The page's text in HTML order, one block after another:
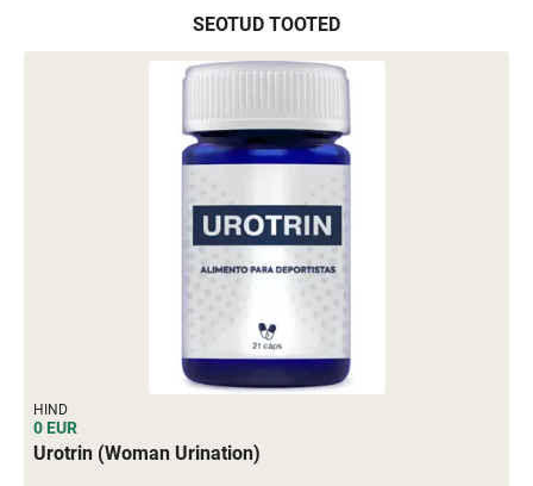
SEOTUD TOOTED
HIND
0 EUR
Urotrin (Woman Urination)